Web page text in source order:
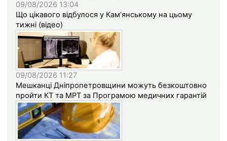
09/08/2026 13:04
Що цікавого відбулося у Кам’янському на цьому
тижні (відео)
09/08/2026 11:27
Мешканці Дніпропетровщини можуть безкоштовно
пройти КТ та МРТ за Програмою медичних гарантій